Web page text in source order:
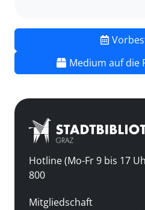
Medium auf die
Hotline (Mo-Fr 9 bis 17
800
Mitgliedschaft